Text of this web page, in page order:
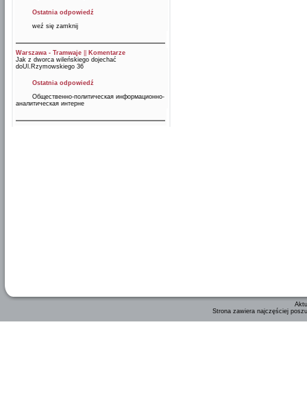
Ostatnia odpowiedź
weź się zamknij
Warszawa - Tramwaje
Komentarze
Jak z dworca wileńskiego dojechać
doUl.Rzymowskiego 36
Ostatnia odpowiedź
Общественно-политическая информационно-
аналитическая интерне
Strona zawiera najczęściej